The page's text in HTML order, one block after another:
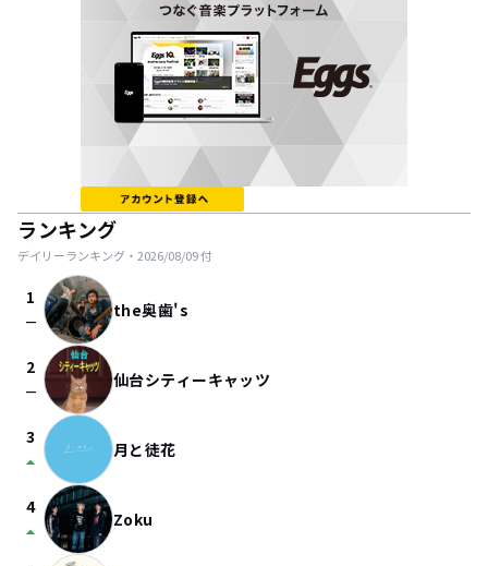
ランキング
デイリーランキング・ 2026/08/09付
1
check_indeterminate_small the奥歯's
2
check_indeterminate_small 仙台シティーキャッツ
3
arrow_drop_up 月と徒花
4
arrow_drop_up Zoku